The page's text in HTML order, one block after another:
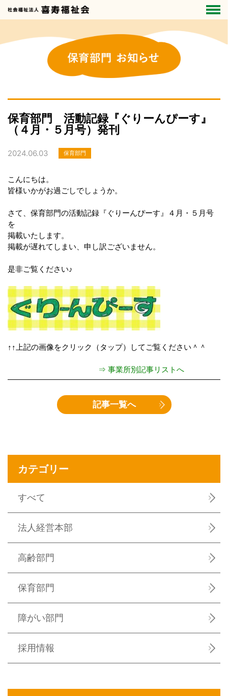
保育部門 活動記録『ぐりーんぴーす』
（４月・５月号）発刊
2024.06.03 保育部門
こんにちは。
皆様いかがお過ごしでしょうか。
さて、保育部門の活動記録『ぐりーんぴーす』４月・５月号
を
掲載いたします。
掲載が遅れてしまい、申し訳ございません。
是非ご覧ください♪
↑↑上記の画像をクリック（タップ）してご覧ください＾＾
⇒ 事業所別記事リストへ
記事一覧へ
カテゴリー
すべて
法人経営本部
高齢部門
保育部門
障がい部門
採用情報